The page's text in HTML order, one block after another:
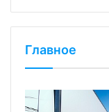
Главное